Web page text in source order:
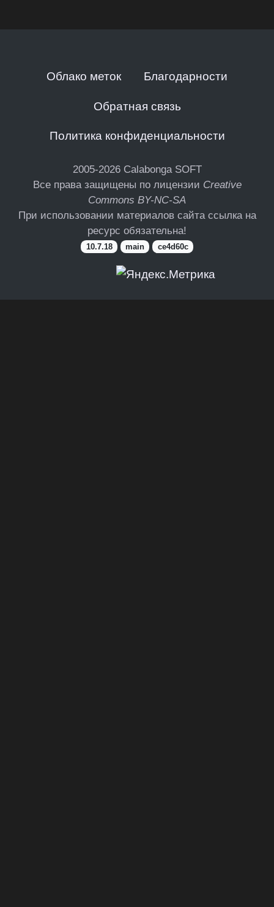
Облако меток Благодарности
Обратная связь
Политика конфиденциальности
2005-2026 Calabonga SOFT
Все права защищены по лицензии Creative
Commons BY-NC-SA
При использовании материалов сайта ссылка на
ресурс обязательна!
10.7.18 main ce4d60c